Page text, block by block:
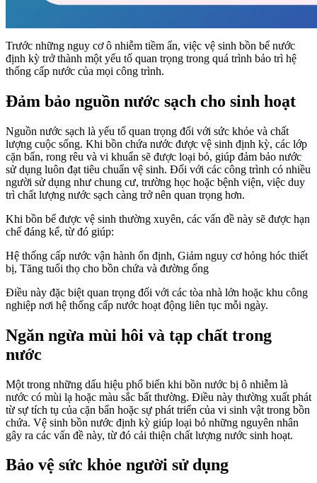
Trước những nguy cơ ô nhiễm tiềm ẩn, việc vệ sinh bồn bể nước
định kỳ trở thành một yếu tố quan trọng trong quá trình bảo trì hệ
thống cấp nước của mọi công trình.
Đảm bảo nguồn nước sạch cho sinh hoạt
Nguồn nước sạch là yếu tố quan trọng đối với sức khỏe và chất
lượng cuộc sống. Khi bồn chứa nước được vệ sinh định kỳ, các lớp
cặn bẩn, rong rêu và vi khuẩn sẽ được loại bỏ, giúp đảm bảo nước
sử dụng luôn đạt tiêu chuẩn vệ sinh. Đối với các công trình có nhiều
người sử dụng như chung cư, trường học hoặc bệnh viện, việc duy
trì chất lượng nước sạch càng trở nên quan trọng hơn.
Khi bồn bể được vệ sinh thường xuyên, các vấn đề này sẽ được hạn
chế đáng kể, từ đó giúp:
Hệ thống cấp nước vận hành ổn định, Giảm nguy cơ hỏng hóc thiết
bị, Tăng tuổi thọ cho bồn chứa và đường ống
Điều này đặc biệt quan trọng đối với các tòa nhà lớn hoặc khu công
nghiệp nơi hệ thống cấp nước hoạt động liên tục mỗi ngày.
Ngăn ngừa mùi hôi và tạp chất trong
nước
Một trong những dấu hiệu phổ biến khi bồn nước bị ô nhiễm là
nước có mùi lạ hoặc màu sắc bất thường. Điều này thường xuất phát
từ sự tích tụ của cặn bẩn hoặc sự phát triển của vi sinh vật trong bồn
chứa. Vệ sinh bồn nước định kỳ giúp loại bỏ những nguyên nhân
gây ra các vấn đề này, từ đó cải thiện chất lượng nước sinh hoạt.
Bảo vệ sức khỏe người sử dụng